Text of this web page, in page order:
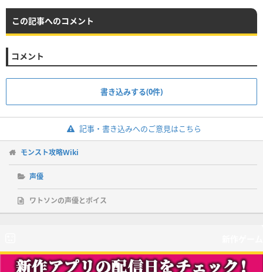
この記事へのコメント
コメント
書き込みする(0件)
記事・書き込みへのご意見はこちら
モンスト攻略Wiki
声優
ワトソンの声優とボイス